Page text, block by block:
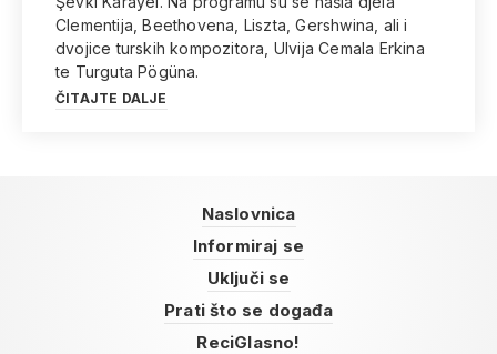
Clementija, Beethovena, Liszta, Gershwina, ali i
dvojice turskih kompozitora, Ulvija Cemala Erkina
te Turguta Pögüna.
ČITAJTE DALJE
Naslovnica
Informiraj se
Uključi se
Prati što se događa
ReciGlasno!